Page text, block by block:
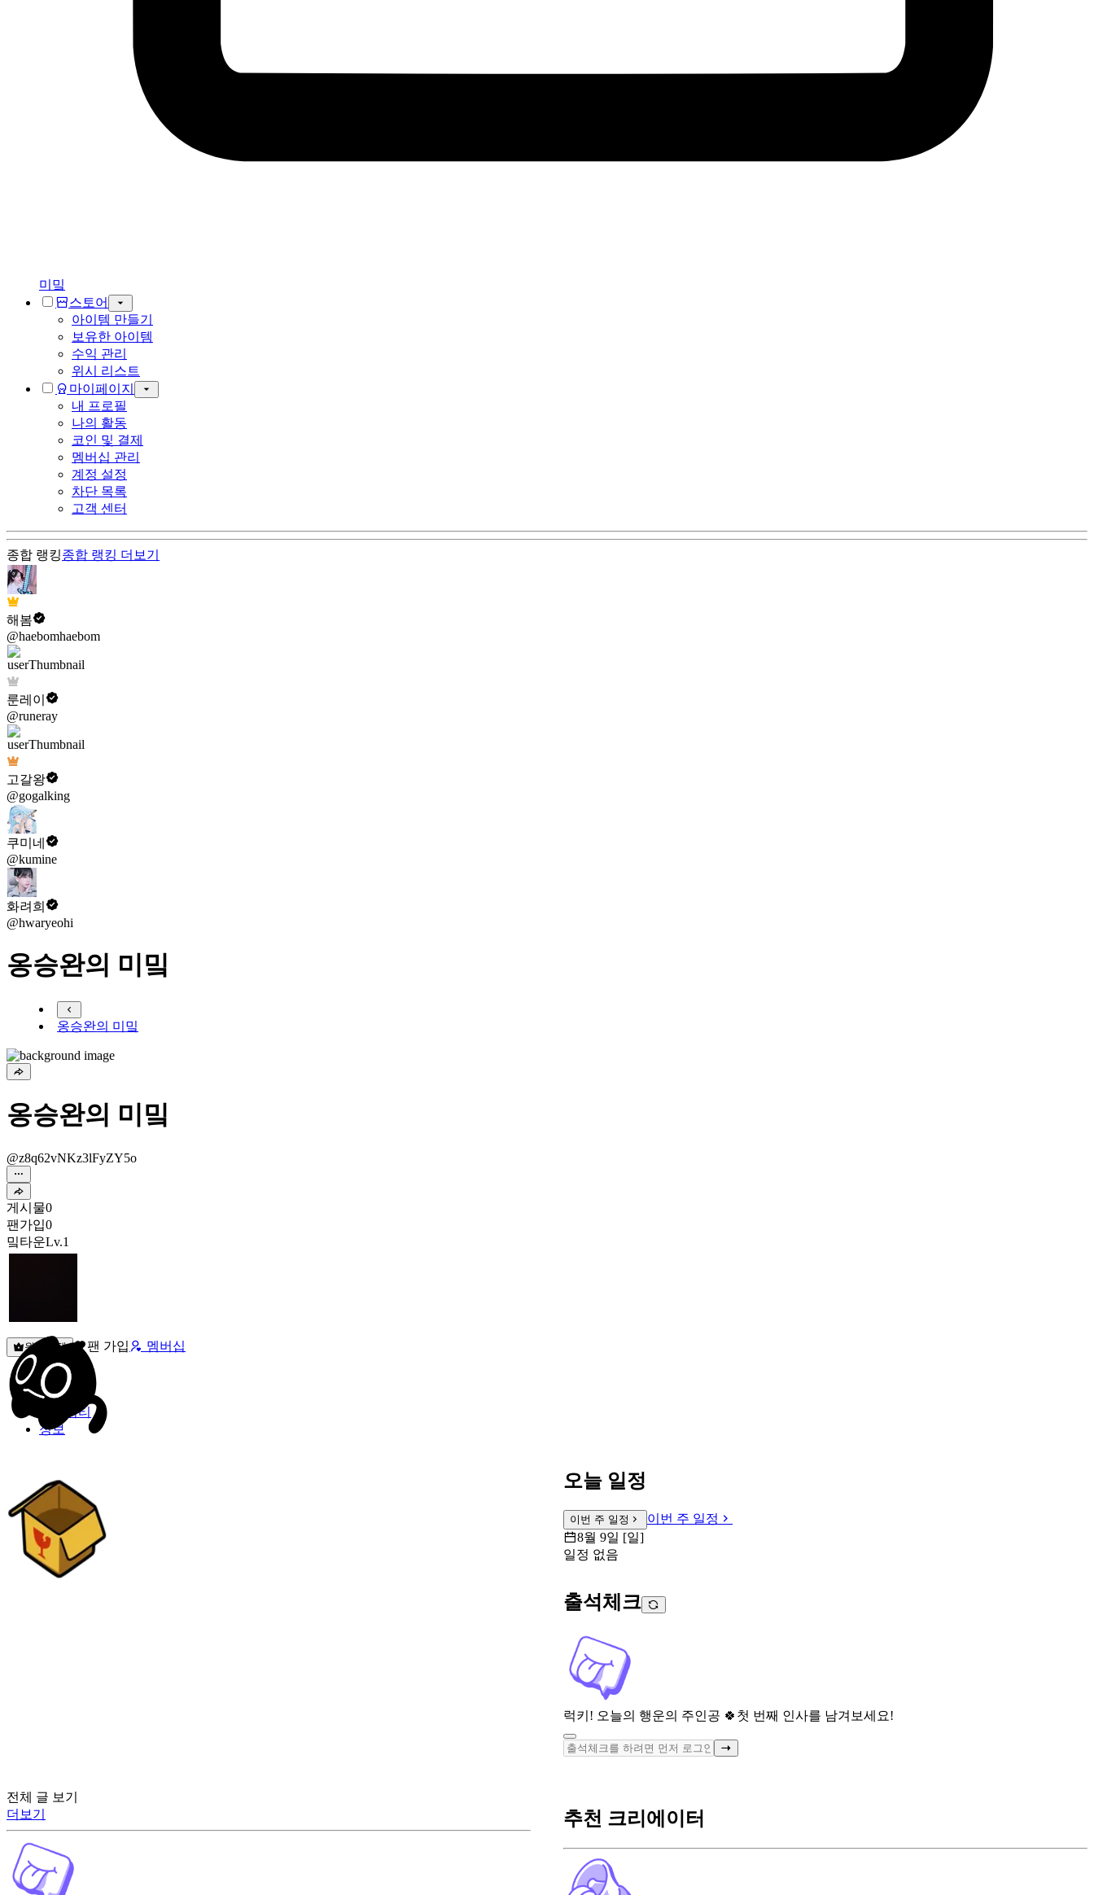
미밐
스토어
아이템 만들기
보유한 아이템
수익 관리
위시 리스트
마이페이지
내 프로필
나의 활동
코인 및 결제
멤버십 관리
계정 설정
차단 목록
고객 센터
종합 랭킹종합 랭킹 더보기
해봄
@haebomhaebom
룬레이
@runeray
고갈왕
@gogalking
쿠미네
@kumine
화려희
@hwaryeohi
옹승완의 미밐
옹승완의 미밐
옹승완의 미밐
@z8q62vNKz3lFyZY5o
게시물0
팬가입0
밐타운Lv.1
원픽선택 팬 가입 멤버십
밐타운
피드
커뮤니티
정보
오늘 일정
이번 주 일정
이번 주 일정
8월 9일 [일]
일정 없음
출석체크
럭키! 오늘의 행운의 주인공 🍀 첫 번째 인사를 남겨보세요!
전체 글 보기
더보기
추천 크리에이터